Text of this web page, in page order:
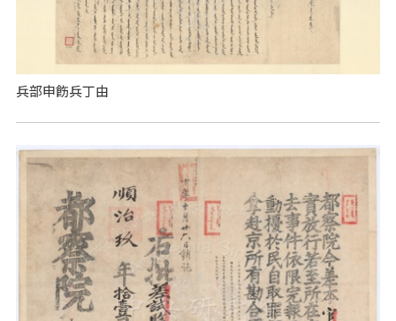
兵部申飭兵丁由